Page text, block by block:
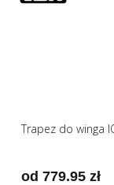
Trapez do winga
od 779.95 zł